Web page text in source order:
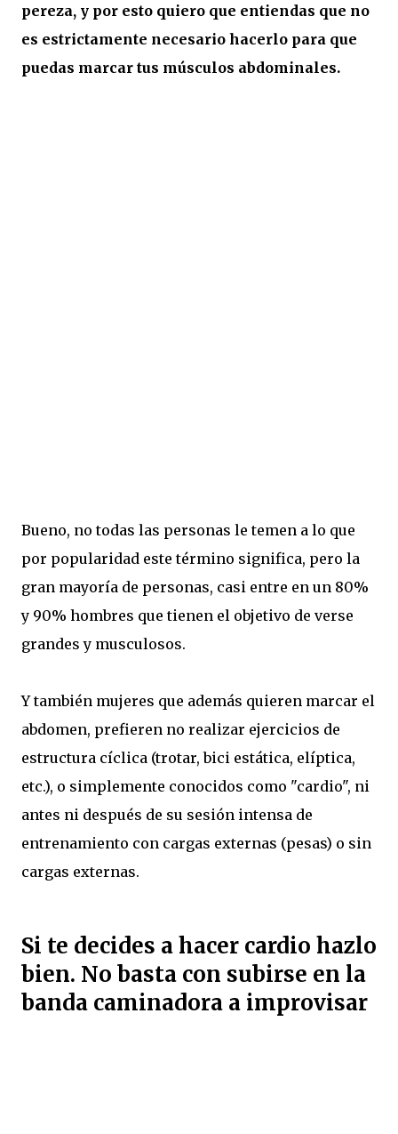
pereza, y por esto quiero que entiendas que no
es estrictamente necesario hacerlo para que
puedas marcar tus músculos abdominales.
Bueno, no todas las personas le temen a lo que
por popularidad este término significa, pero la
gran mayoría de personas, casi entre en un 80%
y 90% hombres que tienen el objetivo de verse
grandes y musculosos.
Y también mujeres que además quieren marcar el
abdomen, prefieren no realizar ejercicios de
estructura cíclica (trotar, bici estática, elíptica,
etc.), o simplemente conocidos como "cardio", ni
antes ni después de su sesión intensa de
entrenamiento con cargas externas (pesas) o sin
cargas externas.
Si te decides a hacer cardio hazlo
bien. No basta con subirse en la
banda caminadora a improvisar